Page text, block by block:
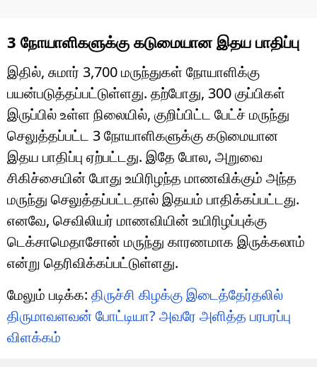
3 நோயாளிகளுக்கு கடுமையான இதய பாதிப்பு
இதில், சுமார் 3,700 மருந்துகள் நோயாளிக்கு
பயன்படுத்தப்பட்டுள்ளது. தற்போது, 300 குப்பிகள்
இருப்பில் உள்ள நிலையில், குறிப்பிட்ட பேட்ச் மருந்து
செலுத்தப்பட்ட 3 நோயாளிகளுக்கு கடுமையான
இதய பாதிப்பு ஏற்பட்டது. இதே போல, அறுவை
சிகிச்சையின் போது உயிரிழந்த மாணவிக்கும் அந்த
மருந்து செலுத்தப்பட்டதால் இதயம் பாதிக்கப்பட்டது.
எனவே, செவிலியர் மாணவியின் உயிரிழப்புக்கு
டெக்சாமெதாசோன் மருந்து காரணமாக இருக்கலாம்
என்று தெரிவிக்கப்பட்டுள்ளது.
மேலும் படிக்க: திருச்சி கிழக்கு இடைத்தேர்தலில்
திருமாவளவன் போட்டியா? அவரே அளித்த பரபரப்பு
விளக்கம்